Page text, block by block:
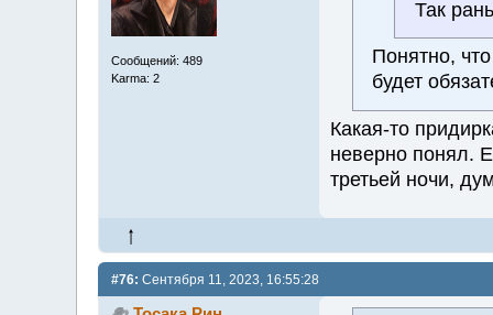
Сообщений: 489
Karma: 2
Так
Понятно,
будет
Какая-то
неверно понял.
третьей ночи,
#76: Сентября 11, 2023, 16:55:28